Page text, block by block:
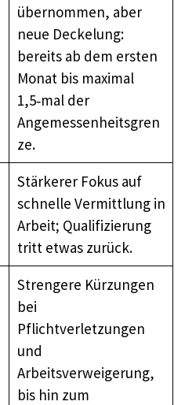
übernommen, aber
neue Deckelung:
bereits ab dem ersten
Monat bis maximal
1,5‑mal der
Angemessenheitsgren
ze.
Stärkerer Fokus auf
schnelle Vermittlung in
Arbeit; Qualifizierung
tritt etwas zurück.
Strengere Kürzungen
bei
Pflichtverletzungen
und
Arbeitsverweigerung,
bis hin zum